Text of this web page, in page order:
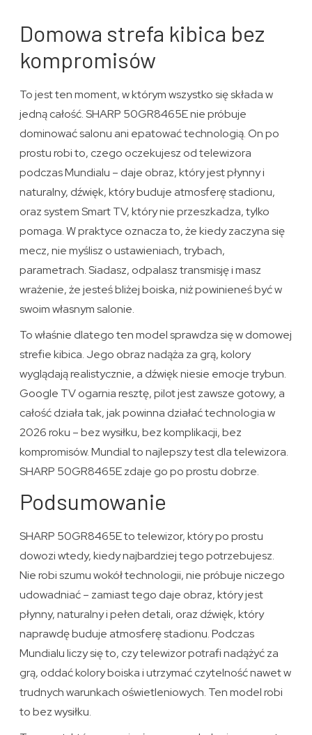
Domowa strefa kibica bez
kompromisów
To jest ten moment, w którym wszystko się składa w
jedną całość. SHARP 50GR8465E nie próbuje
dominować salonu ani epatować technologią. On po
prostu robi to, czego oczekujesz od telewizora
podczas Mundialu – daje obraz, który jest płynny i
naturalny, dźwięk, który buduje atmosferę stadionu,
oraz system Smart TV, który nie przeszkadza, tylko
pomaga. W praktyce oznacza to, że kiedy zaczyna się
mecz, nie myślisz o ustawieniach, trybach,
parametrach. Siadasz, odpalasz transmisję i masz
wrażenie, że jesteś bliżej boiska, niż powinieneś być w
swoim własnym salonie.
To właśnie dlatego ten model sprawdza się w domowej
strefie kibica. Jego obraz nadąża za grą, kolory
wyglądają realistycznie, a dźwięk niesie emocje trybun.
Google TV ogarnia resztę, pilot jest zawsze gotowy, a
całość działa tak, jak powinna działać technologia w
2026 roku – bez wysiłku, bez komplikacji, bez
kompromisów. Mundial to najlepszy test dla telewizora.
SHARP 50GR8465E zdaje go po prostu dobrze.
Podsumowanie
SHARP 50GR8465E to telewizor, który po prostu
dowozi wtedy, kiedy najbardziej tego potrzebujesz.
Nie robi szumu wokół technologii, nie próbuje niczego
udowadniać – zamiast tego daje obraz, który jest
płynny, naturalny i pełen detali, oraz dźwięk, który
naprawdę buduje atmosferę stadionu. Podczas
Mundialu liczy się to, czy telewizor potrafi nadążyć za
grą, oddać kolory boiska i utrzymać czytelność nawet w
trudnych warunkach oświetleniowych. Ten model robi
to bez wysiłku.